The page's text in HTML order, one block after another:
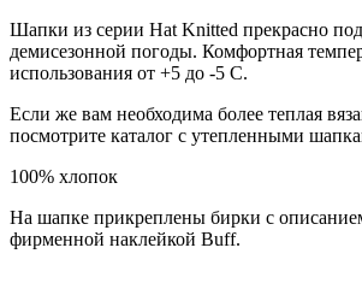
Шапки из серии Hat Knitted прекрасно
демисезонной погоды. Комфортная
использования от +5 до -5 С.
Если же вам необходима более теплая
посмотрите каталог с утепленными
100% хлопок
На шапке прикреплены бирки с
фирменной наклейкой Buff.